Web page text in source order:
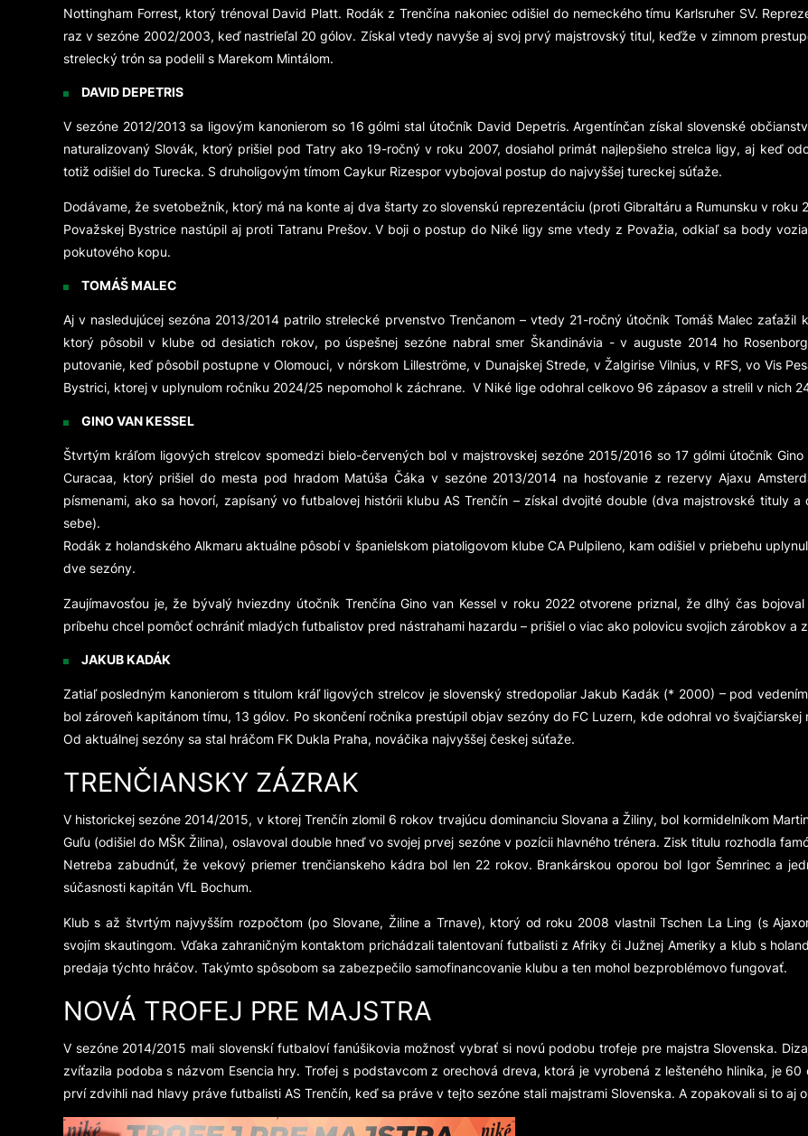
Nottingham Forrest, ktorý trénoval David Platt. Rodák z Trenčína nakoniec odišiel do nemeckého tímu Karlsruher SV.
raz v sezóne 2002/2003, keď nastrieľal 20 gólov. Získal vtedy navyše aj svoj prvý majstrovský titul, keďže v zimnom
strelecký trón sa podelil s Marekom Mintálom.
DAVID DEPETRIS
V sezóne 2012/2013 sa ligovým kanonierom so 16 gólmi stal útočník David Depetris. Argentínčan získal slovenské
naturalizovaný Slovák, ktorý prišiel pod Tatry ako 19-ročný v roku 2007, dosiahol primát najlepšieho strelca ligy, aj keď
totiž odišiel do Turecka. S druholigovým tímom Caykur Rizespor vybojoval postup do najvyššej tureckej súťaže.
Dodávame, že svetobežník, ktorý má na konte aj dva štarty zo slovenskú reprezentáciu (proti Gibraltáru a Rumunsku v
Považskej Bystrice nastúpil aj proti Tatranu Prešov. V boji o postup do Niké ligy sme vtedy z Považia, odkiaľ sa body
pokutového kopu.
TOMÁŠ MALEC
Aj v nasledujúcej sezóna 2013/2014 patrilo strelecké prvenstvo Trenčanom – vtedy 21-ročný útočník Tomáš Malec
ktorý pôsobil v klube od desiatich rokov, po úspešnej sezóne nabral smer Škandinávia - v auguste 2014 ho
putovanie, keď pôsobil postupne v Olomouci, v nórskom Lilleströme, v Dunajskej Strede, v Žalgirise Vilnius, v RFS, vo Vis
Bystrici, ktorej v uplynulom ročníku 2024/25 nepomohol k záchrane. V Niké lige odohral celkovo 96 zápasov a strelil v nich
GINO VAN KESSEL
Štvrtým kráľom ligových strelcov spomedzi bielo-červených bol v majstrovskej sezóne 2015/2016 so 17 gólmi útočník
Curacaa, ktorý prišiel do mesta pod hradom Matúša Čáka v sezóne 2013/2014 na hosťovanie z rezervy Ajaxu
písmenami, ako sa hovorí, zapísaný vo futbalovej histórii klubu AS Trenčín – získal dvojité double (dva majstrovské tituly
sebe).
Rodák z holandského Alkmaru aktuálne pôsobí v španielskom piatoligovom klube CA Pulpileno, kam odišiel v priebehu
dve sezóny.
Zaujímavosťou je, že bývalý hviezdny útočník Trenčína Gino van Kessel v roku 2022 otvorene priznal, že dlhý čas
príbehu chcel pomôcť ochrániť mladých futbalistov pred nástrahami hazardu – prišiel o viac ako polovicu svojich zárobkov a
JAKUB KADÁK
Zatiaľ posledným kanonierom s titulom kráľ ligových strelcov je slovenský stredopoliar Jakub Kadák (* 2000) – pod
bol zároveň kapitánom tímu, 13 gólov. Po skončení ročníka prestúpil objav sezóny do FC Luzern, kde odohral vo
Od aktuálnej sezóny sa stal hráčom FK Dukla Praha, nováčika najvyššej českej súťaže.
TRENČIANSKY ZÁZRAK
V historickej sezóne 2014/2015, v ktorej Trenčín zlomil 6 rokov trvajúcu dominanciu Slovana a Žiliny, bol kormidelníkom
Guľu (odišiel do MŠK Žilina), oslavoval double hneď vo svojej prvej sezóne v pozícii hlavného trénera. Zisk titulu rozhodla
Netreba zabudnúť, že vekový priemer trenčianskeho kádra bol len 22 rokov. Brankárskou oporou bol Igor Šemrinec a
súčasnosti kapitán VfL Bochum.
Klub s až štvrtým najvyšším rozpočtom (po Slovane, Žiline a Trnave), ktorý od roku 2008 vlastnil Tschen La Ling (s
svojím skautingom. Vďaka zahraničným kontaktom prichádzali talentovaní futbalisti z Afriky či Južnej Ameriky a klub s
predaja týchto hráčov. Takýmto spôsobom sa zabezpečilo samofinancovanie klubu a ten mohol bezproblémovo fungovať.
NOVÁ TROFEJ PRE MAJSTRA
V sezóne 2014/2015 mali slovenskí futbaloví fanúšikovia možnosť vybrať si novú podobu trofeje pre majstra Slovenska.
zvíťazila podoba s názvom Esencia hry. Trofej s podstavcom z orechová dreva, ktorá je vyrobená z lešteného hliníka, je
prví zdvihli nad hlavy práve futbalisti AS Trenčín, keď sa práve v tejto sezóne stali majstrami Slovenska. A zopakovali si to aj